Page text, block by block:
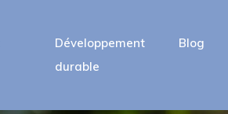
Développement
durable
Blog